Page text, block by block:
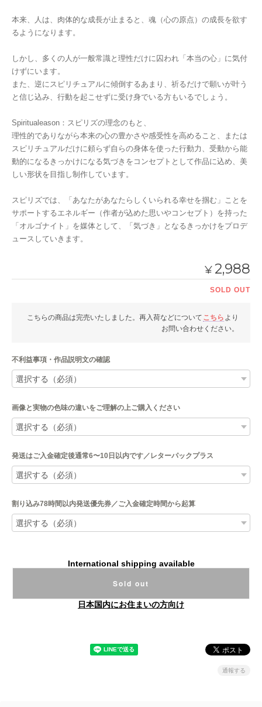
本来、人は、肉体的な成長が止まると、魂（心の原点）の成長を欲す
るようになります。
しかし、多くの人が一般常識と理性だけに囚われ「本当の心」に気付
けずにいます。
また、逆にスピリチュアルに傾倒するあまり、祈るだけで願いが叶う
と信じ込み、行動を起こせずに受け身でいる方もいるでしょう。
Spiritualeason：スピリズの理念のもと、
理性的でありながら本来の心の豊かさや感受性を高めること、または
スピリチュアルだけに頼らず自らの身体を使った行動力、受動から能
動的になるきっかけになる気づきをコンセプトとして作品に込め、美
しい形状を目指し制作しています。
スピリズでは、「あなたがあなたらしくいられる幸せを掴む」ことを
サポートするエネルギー（作者が込めた思いやコンセプト）を持った
「オルゴナイト」を媒体として、「気づき」となるきっかけをプロデ
ュースしていきます。
¥2,988
SOLD OUT
こちらの商品は完売いたしました。再入荷などについて こちら より
お問い合わせください。
不利益事項・作品説明文の確認
画像と実物の色味の違いをご理解の上ご購入ください
発送はご入金確定後通常6〜10日以内です／レターパックプラス
割り込み78時間以内発送優先券／ご入金確定時間から起算
International shipping available
Sold out
日本国内にお住まいの方向け
通報する